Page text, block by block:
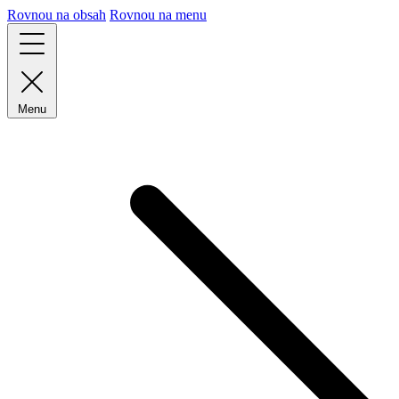
Rovnou na obsah Rovnou na menu
Menu